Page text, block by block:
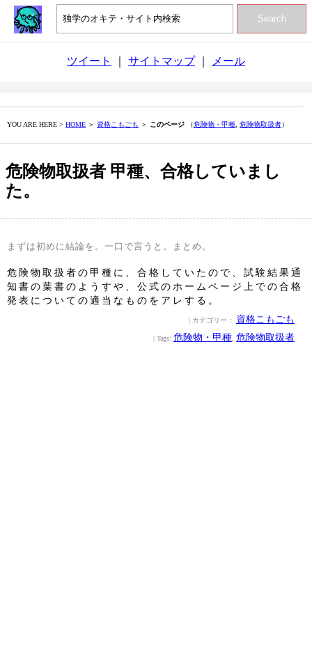
Search
ツイート サイトマップ｜ メール
YOU ARE HERE > HOME ＞ 資格こもごも ＞ このページ （危険物・甲種 危険物取扱者）
危険物取扱者 甲種、合格していまし
た。
まずは初めに結論を。一口で言うと。まとめ。
危険物取扱者の甲種に、合格していたので、試験結果通
知書の葉書のようすや、公式のホームページ上での合格
発表についての適当なものをアレする。
| カテゴリー： 資格こもごも
| Tags: 危険物・甲種 危険物取扱者